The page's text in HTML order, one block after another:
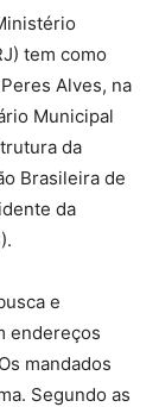
tem como
Alves, na
Municipal
da
Brasileira de
da
e
endereços
mandados
Segundo as